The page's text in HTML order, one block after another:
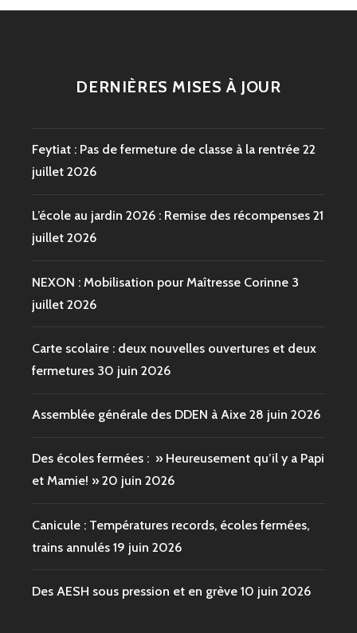
DERNIÈRES MISES À JOUR
Feytiat : Pas de fermeture de classe à la rentrée 22
juillet 2026
L’école au jardin 2026 : Remise des récompenses 21
juillet 2026
NEXON : Mobilisation pour Maîtresse Corinne 3
juillet 2026
Carte scolaire : deux nouvelles ouvertures et deux
fermetures 30 juin 2026
Assemblée générale des DDEN à Aixe 28 juin 2026
Des écoles fermées : » Heureusement qu’il y a Papi
et Mamie! » 20 juin 2026
Canicule : Températures records, écoles fermées,
trains annulés 19 juin 2026
Des AESH sous pression et en grève 10 juin 2026